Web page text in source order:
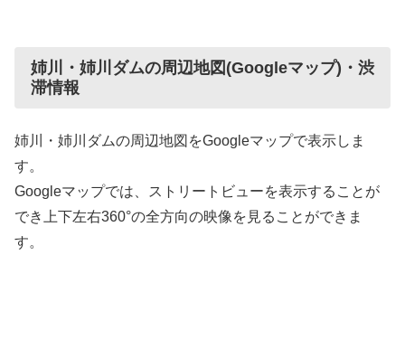
姉川・姉川ダムの周辺地図(Googleマップ)・渋
滞情報
姉川・姉川ダムの周辺地図をGoogleマップで表示しま
す。
Googleマップでは、ストリートビューを表示することが
でき上下左右360°の全方向の映像を見ることができま
す。